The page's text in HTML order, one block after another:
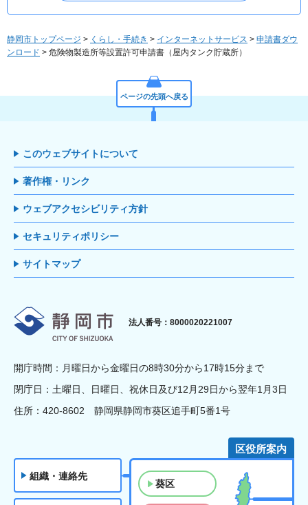
静岡市トップページ > くらし・手続き > インターネットサービス > 申請書ダウ
ンロード > 危険物製造所等設置許可申請書（屋内タンク貯蔵所）
ページの先頭へ戻る
このウェブサイトについて
著作権・リンク
ウェブアクセシビリティ方針
セキュリティポリシー
サイトマップ
静岡市
法人番号：8000020221007
開庁時間：月曜日から金曜日の8時30分から17時15分まで
閉庁日：土曜日、日曜日、祝休日及び12月29日から翌年1月3日
住所：420-8602 静岡県静岡市葵区追手町5番1号
組織・連絡先
区役所案内
葵区